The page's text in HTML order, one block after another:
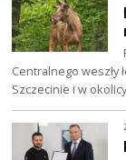
Centralnego weszły
Szczecinie i w